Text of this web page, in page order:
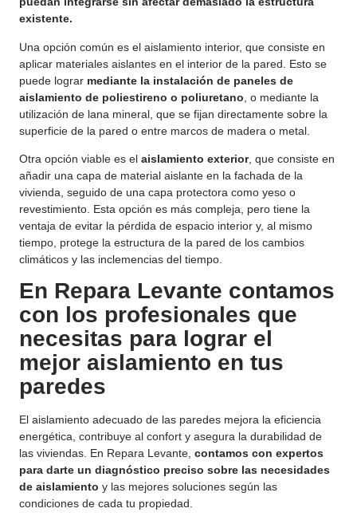
existente.
Una opción común es el aislamiento interior, que consiste en
aplicar materiales aislantes en el interior de la pared. Esto se
puede lograr mediante la instalación de paneles de
aislamiento de poliestireno o poliuretano , o mediante la
utilización de lana mineral, que se fijan directamente sobre la
superficie de la pared o entre marcos de madera o metal.
Otra opción viable es el aislamiento exterior, que consiste en
añadir una capa de material aislante en la fachada de la
vivienda, seguido de una capa protectora como yeso o
revestimiento. Esta opción es más compleja, pero tiene la
ventaja de evitar la pérdida de espacio interior y, al mismo
tiempo, protege la estructura de la pared de los cambios
climáticos y las inclemencias del tiempo.
En Repara Levante contamos
con los profesionales que
necesitas para lograr el
mejor aislamiento en tus
paredes
El aislamiento adecuado de las paredes mejora la eficiencia
energética, contribuye al confort y asegura la durabilidad de
las viviendas. En Repara Levante, contamos con expertos
para darte un diagnóstico preciso sobre las necesidades
de aislamiento y las mejores soluciones según las
condiciones de cada tu propiedad.